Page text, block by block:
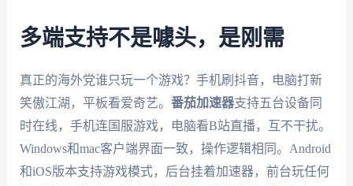
多端支持不是噱头，是刚需
真正的海外党谁只玩一个游戏？手机刷抖音，电脑打新
笑傲江湖，平板看爱奇艺。 番茄加速器支持五台设备同
时在线，手机连国服游戏，电脑看B站直播，互不干扰。
Windows和mac客户端界面一致，操作逻辑相同。Android
和iOS版本支持游戏模式，后台挂着加速器，前台玩任何